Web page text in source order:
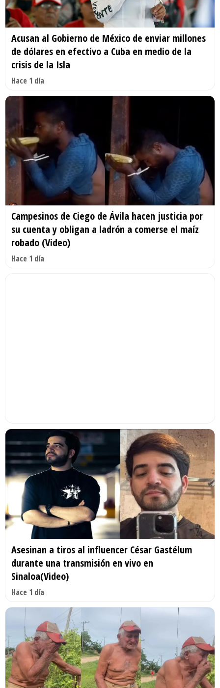
Acusan al Gobierno de México de enviar millones
de dólares en efectivo a Cuba en medio de la
crisis de la Isla
Hace 1 día
Campesinos de Ciego de Ávila hacen justicia por
su cuenta y obligan a ladrón a comerse el maíz
robado (Video)
Hace 1 día
Asesinan a tiros al influencer César Gastélum
durante una transmisión en vivo en
Sinaloa(Video)
Hace 1 día